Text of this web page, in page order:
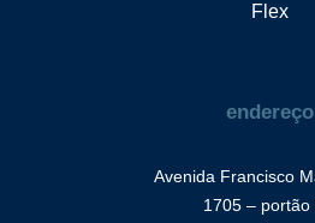
Flex
endereço
Avenida Francisco
1705 – portão